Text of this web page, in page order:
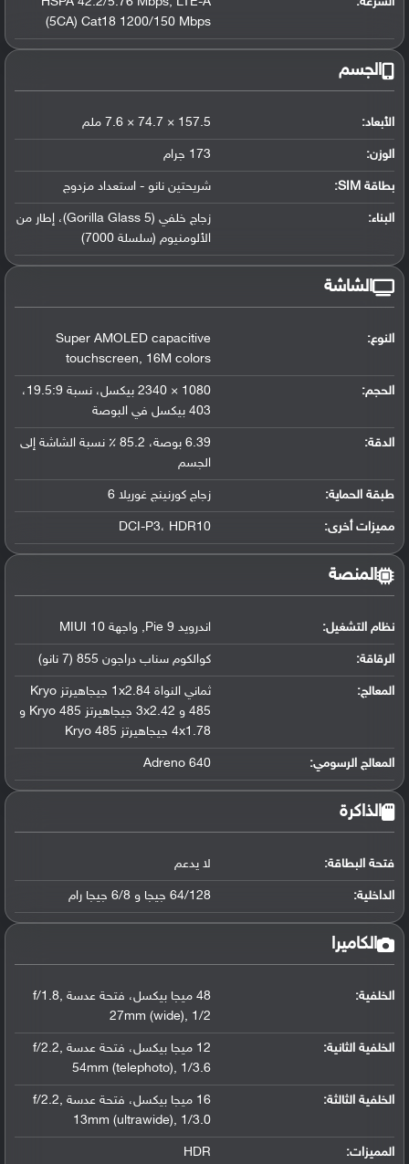
(5CA) Cat18 1200/150 Mbps
الجسم
الأبعاد: 157.5 × 74.7 × 7.6 ملم
الوزن: 173 جرام
بطاقة SIM: شريحتين نانو - استعداد مزدوج
البناء:
زجاج خلفي (Gorilla Glass 5)، إطار من
الألومنيوم (سلسلة 7000)
الشاشة
النوع:
Super AMOLED capacitive
touchscreen, 16M colors
الحجم:
1080 × 2340 بيكسل، نسبة 19.5:9،
403 بيكسل في البوصة
الدقة:
6.39 بوصة، 85.2 ٪ نسبة الشاشة إلى
الجسم
طبقة الحماية: زجاج كورنينج غوريلا 6
مميزات أخرى: DCI-P3، HDR10
المنصة
نظام التشغيل: اندرويد 9 Pie , واجهة MIUI 10
الرقاقة: كوالكوم سناب دراجون 855 (7 نانو)
المعالج:
ثماني النواة 1x2.84 جيجاهيرتز Kryo
485 و 3x2.42 جيجاهيرتز Kryo 485 و
4x1.78 جيجاهيرتز Kryo 485
المعالج الرسومي:
Adreno 640
الذاكرة
فتحة البطاقة: لا يدعم
الداخلية: 64/128 جيجا و 6/8 جيجا رام
الكاميرا
الخلفية: 48 ميجا بيكسل، فتحة عدسة f/1.8
,
27mm (wide), 1/2
الخلفية الثانية: 12 ميجا بيكسل، فتحة عدسة f/2.2
,
54mm (telephoto), 1/3.6
الخلفية الثالثة: 16 ميجا بيكسل، فتحة عدسة f/2.2
,
13mm (ultrawide), 1/3.0
المميزات: HDR